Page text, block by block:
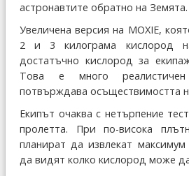
астронавтите обратно на Земята.
Увеличена версия на MOXIE,
2 и 3 килограма кислород
достатъчно кислород за
Това е много
потвърждава осъществимостта
Екипът очаква с нетърпение
пролетта. При по-висока
планират да извлекат
да видят колко кислород може